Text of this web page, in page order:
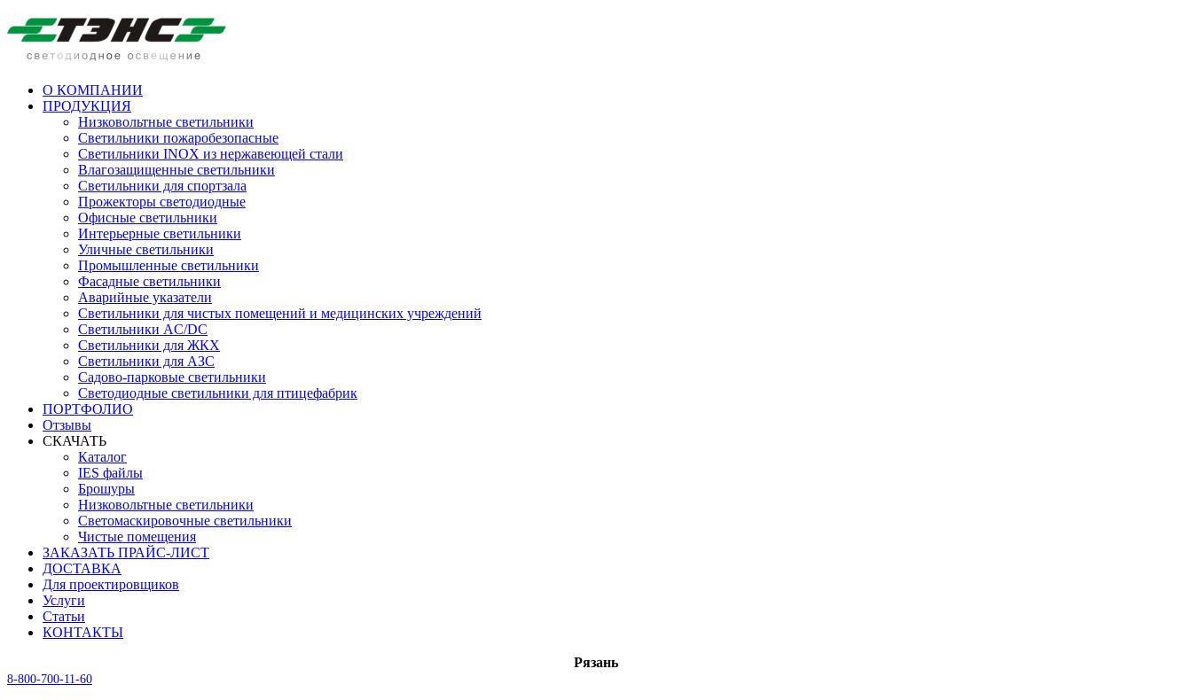
О КОМПАНИИ
ПРОДУКЦИЯ
Низковольтные светильники
Cветильники пожаробезопасные
Светильники INOX из нержавеющей стали
Влагозащищенные светильники
Светильники для спортзала
Прожекторы светодиодные
Офисные светильники
Интерьерные светильники
Уличные светильники
Промышленные светильники
Фасадные светильники
Аварийные указатели
Светильники для чистых помещений и медицинских учреждений
Светильники AC/DC
Светильники для ЖКХ
Светильники для АЗС
Садово-парковые светильники
Светодиодные светильники для птицефабрик
ПОРТФОЛИО
Отзывы
СКАЧАТЬ
Каталог
IES файлы
Брошуры
Низковольтные светильники
Светомаскировочные светильники
Чистые помещения
ЗАКАЗАТЬ ПРАЙС-ЛИСТ
ДОСТАВКА
Для проектировщиков
Услуги
Статьи
КОНТАКТЫ
Рязань
8-800-700-11-60